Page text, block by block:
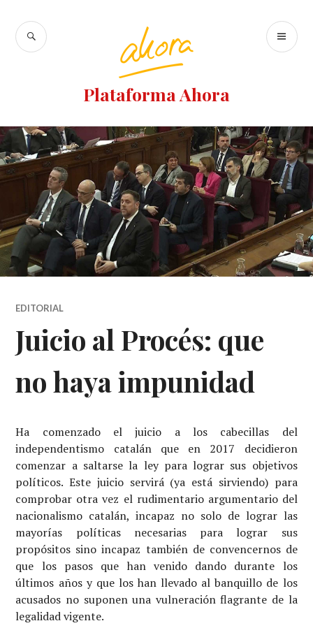
Plataforma Ahora
EDITORIAL
Juicio al Procés: que
no haya impunidad
Ha comenzado el juicio a los cabecillas del
independentismo catalán que en 2017 decidieron
comenzar a saltarse la ley para lograr sus objetivos
políticos. Este juicio servirá (ya está sirviendo) para
comprobar otra vez el rudimentario argumentario del
nacionalismo catalán, incapaz no solo de lograr las
mayorías políticas necesarias para lograr sus
propósitos sino incapaz también de convencernos de
que los pasos que han venido dando durante los
últimos años y que los han llevado al banquillo de los
acusados no suponen una vulneración flagrante de la
legalidad vigente.